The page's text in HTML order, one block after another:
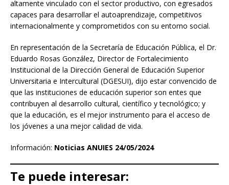
altamente vinculado con el sector productivo, con egresados
capaces para desarrollar el autoaprendizaje, competitivos
internacionalmente y comprometidos con su entorno social.
En representación de la Secretaría de Educación Pública, el Dr.
Eduardo Rosas González, Director de Fortalecimiento
Institucional de la Dirección General de Educación Superior
Universitaria e Intercultural (DGESUI), dijo estar convencido de
que las instituciones de educación superior son entes que
contribuyen al desarrollo cultural, científico y tecnológico; y
que la educación, es el mejor instrumento para el acceso de
los jóvenes a una mejor calidad de vida.
Información: Noticias ANUIES 24/05/2024
Te puede interesar: